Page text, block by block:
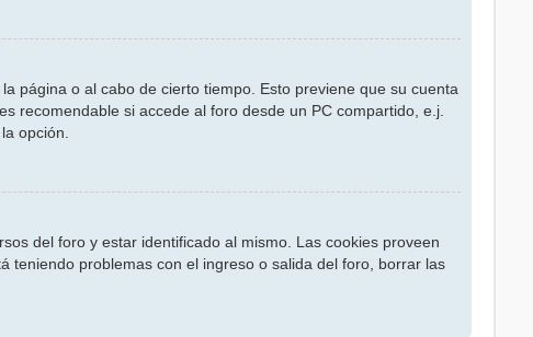
página o al cabo de cierto tiempo. Esto previene que su cuenta
recomendable si accede al foro desde un PC compartido, e.j.
opción.
del foro y estar identificado al mismo. Las cookies proveen
teniendo problemas con el ingreso o salida del foro, borrar las